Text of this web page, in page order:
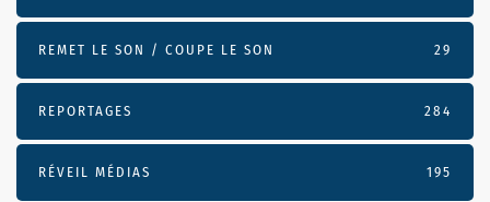
REMET LE SON / COUPE LE SON 29
REPORTAGES 284
RÉVEIL MÉDIAS 195